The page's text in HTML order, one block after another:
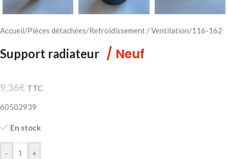
Accueil/Pièces détachées/Refroidissement / Ventilation/116-162
Support radiateur / Neuf
9,36€ TTC
60502939
En stock
- +